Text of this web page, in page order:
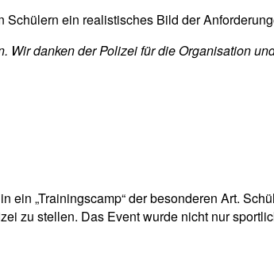
ein realistisches Bild der
danken der Polizei für die Organisation
„Trainingscamp“ der besonderen Art.
zu stellen. Das Event wurde nicht nur